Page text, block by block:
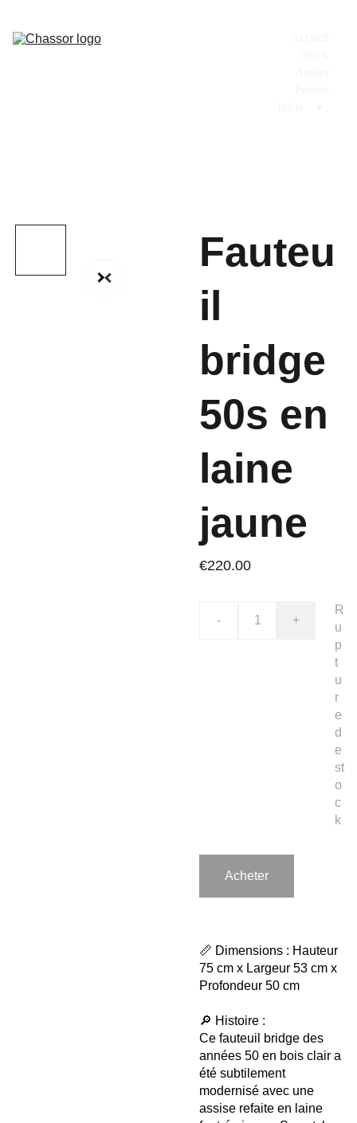
Fauteu
il
bridge
50s en
laine
jaune
€220.00
- +
R
u
p
t
u
r
e
d
e
st
o
c
k
Acheter
📏 Dimensions : Hauteur
75 cm x Largeur 53 cm x
Profondeur 50 cm
🔎 Histoire :
Ce fauteuil bridge des
années 50 en bois clair a
été subtilement
modernisé avec une
assise refaite en laine